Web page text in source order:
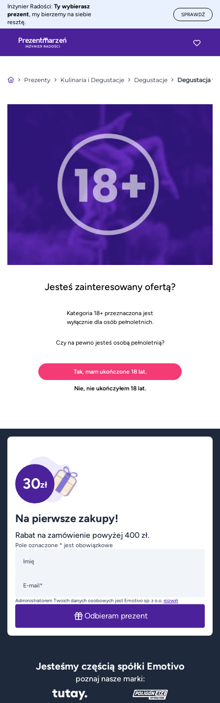
Inżynier Radości: Ty wybierasz
prezent, my bierzemy na siebie
resztę.
SPRAWDŹ
Prezenty Kulinaria i Degustacje Degustacje Degustacja
Jesteś zainteresowany ofertą?
Kategoria 18+ przeznaczona jest
wyłącznie dla osób pełnoletnich.
Czy na pewno jesteś osobą pełnoletnią?
Tak, mam ukończone 18 lat.
Nie, nie ukończyłem 18 lat.
30zł
Na pierwsze zakupy!
Rabat na zamówienie powyżej 400 zł.
Pole oznaczone * jest obowiązkowe
Imię
E-mail*
Administratorem Twoich danych osobowych jest Emotivo sp. z o.o.rozwiń
Odbieram prezent
Jesteśmy częścią spółki Emotivo
poznaj nasze marki: